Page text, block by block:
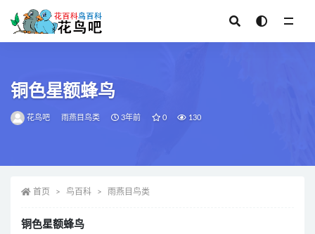
铜色星额蜂鸟
花鸟吧 雨燕目鸟类 3年前 0 130
首页 鸟百科 雨燕目鸟类
铜色星额蜂鸟